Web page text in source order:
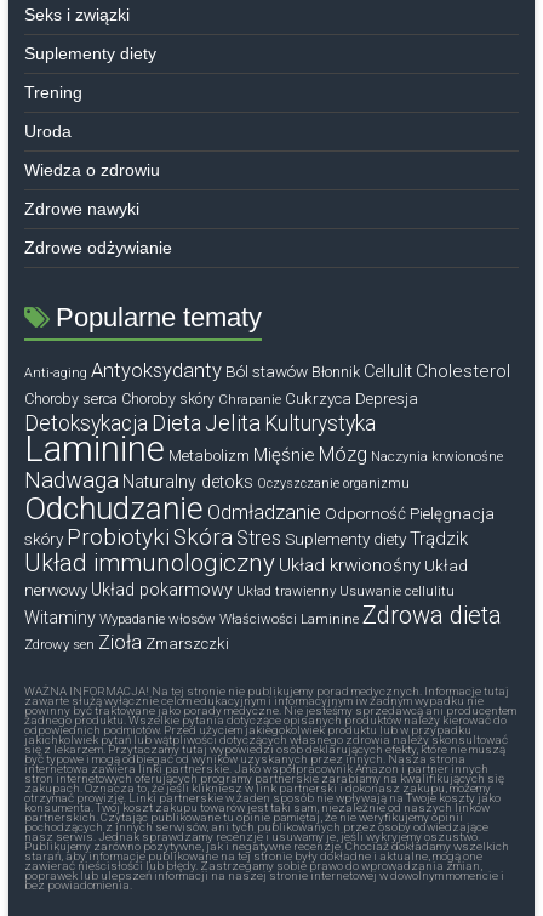
Seks i związki
Suplementy diety
Trening
Uroda
Wiedza o zdrowiu
Zdrowe nawyki
Zdrowe odżywianie
Popularne tematy
Anti-aging Antyoksydanty Ból stawów Błonnik Cellulit Cholesterol
Choroby serca Choroby skóry Chrapanie Cukrzyca Depresja
Detoksykacja Dieta Jelita Kulturystyka
Laminine Metabolizm Mięśnie Mózg Naczynia krwionośne
Nadwaga Naturalny detoks Oczyszczanie organizmu
Odchudzanie Odmładzanie Odporność Pielęgnacja
skóry Probiotyki Skóra Stres Suplementy diety Trądzik
Układ immunologiczny Układ krwionośny Układ
nerwowy Układ pokarmowy Układ trawienny Usuwanie cellulitu
Witaminy Wypadanie włosów Właściwości Laminine Zdrowa dieta
Zdrowy sen Zioła Zmarszczki
WAŻNA INFORMACJA! Na tej stronie nie publikujemy porad medycznych. Informacje tutaj
zawarte służą wyłącznie celom edukacyjnym i informacyjnym iw żadnym wypadku nie
powinny być traktowane jako porady medyczne. Nie jesteśmy sprzedawcą ani producentem
żadnego produktu. Wszelkie pytania dotyczące opisanych produktów należy kierować do
odpowiednich podmiotów. Przed użyciem jakiegokolwiek produktu lub w przypadku
jakichkolwiek pytań lub wątpliwości dotyczących własnego zdrowia należy skonsultować
się z lekarzem. Przytaczamy tutaj wypowiedzi osób deklarujących efekty, które nie muszą
być typowe i mogą odbiegać od wyników uzyskanych przez innych. Nasza strona
internetowa zawiera linki partnerskie. Jako współpracownik Amazon i partner innych
stron internetowych oferujących programy partnerskie zarabiamy na kwalifikujących się
zakupach. Oznacza to, że jeśli klikniesz w link partnerski i dokonasz zakupu, możemy
otrzymać prowizję. Linki partnerskie w żaden sposób nie wpływają na Twoje koszty jako
konsumenta. Twój koszt zakupu towarów jest taki sam, niezależnie od naszych linków
partnerskich. Czytając publikowane tu opinie pamiętaj, że nie weryfikujemy opinii
pochodzących z innych serwisów, ani tych publikowanych przez osoby odwiedzające
nasz serwis. Jednak sprawdzamy recenzje i usuwamy je, jeśli wykryjemy oszustwo.
Publikujemy zarówno pozytywne, jak i negatywne recenzje. Chociaż dokładamy wszelkich
starań, aby informacje publikowane na tej stronie były dokładne i aktualne, mogą one
zawierać nieścisłości lub błędy. Zastrzegamy sobie prawo do wprowadzania zmian,
poprawek lub ulepszeń informacji na naszej stronie internetowej w dowolnym momencie i
bez powiadomienia.